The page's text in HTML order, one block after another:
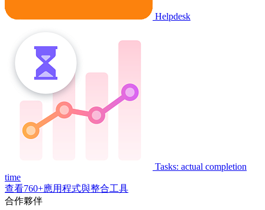
Helpdesk
Tasks: actual completion
time
查看760+應用程式與整合工具
合作夥伴